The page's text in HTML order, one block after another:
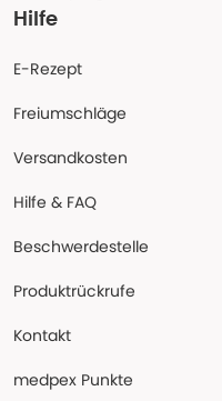
Hilfe
E-Rezept
Freiumschläge
Versandkosten
Hilfe & FAQ
Beschwerdestelle
Produktrückrufe
Kontakt
medpex Punkte